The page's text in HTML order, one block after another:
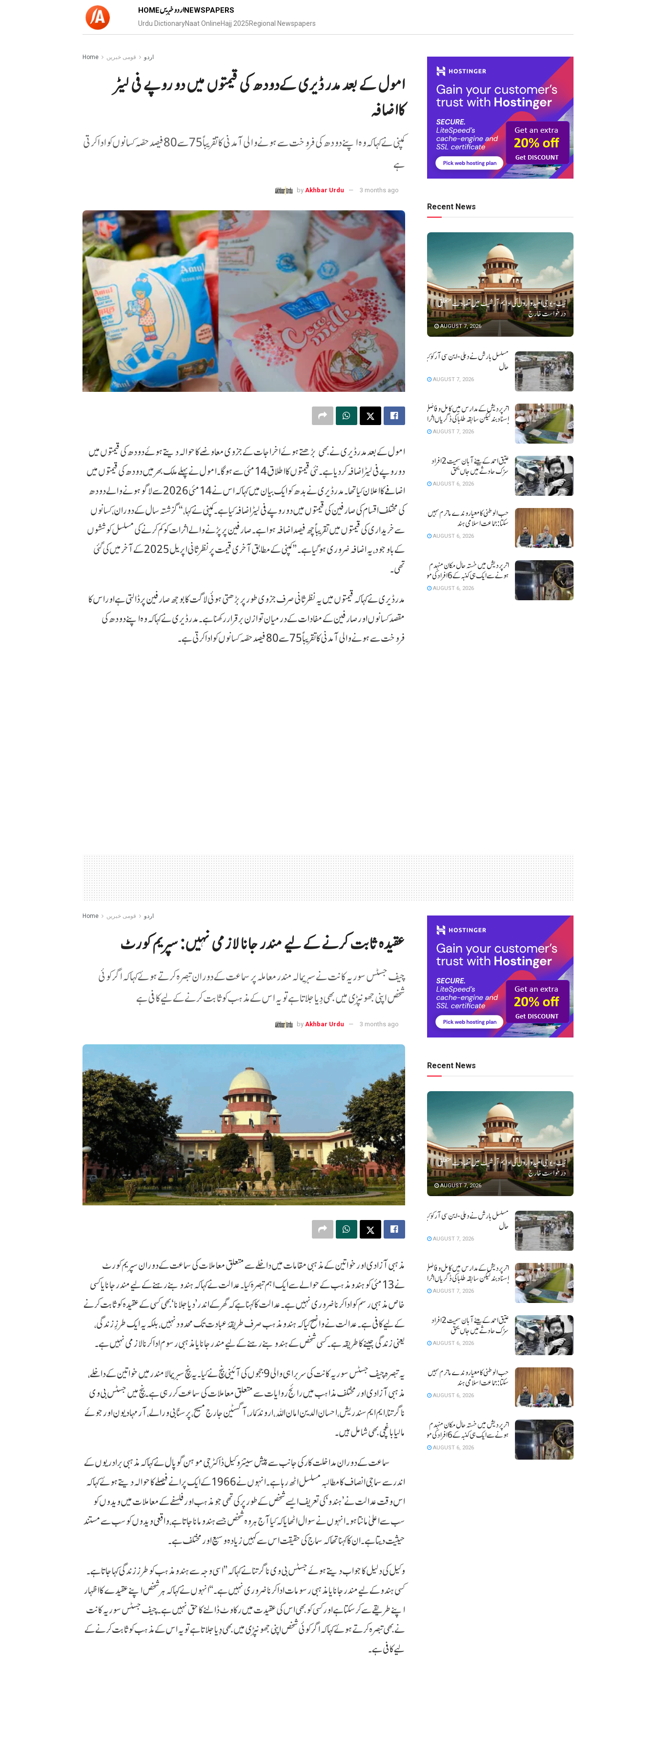
HOMEاردو خبریںNEWSPAPERS
Urdu DictionaryNaat OnlineHajj 2025Regional Newspapers
Home اردو قومی خبریں
امول کے بعد مدر ڈیری کےدودھ کی قیمتوں میں دو روپے فی لیٹر
کااضافہ
کمپنی نے کہا کہ وہ اپنے دودھ کی فروخت سے ہونے والی آمدنی کا تقریباً 75 سے 80 فیصدحصّہ کسانوں کو ادا کرتی
ہے
by Akhbar Urdu 3 months ago
امول کے بعد مدر ڈیری نے بھی بڑھتے ہوئے اخراجات کے جزوی معاوضے کا حوالہ دیتے ہوئے دودھ کی قیمتوں میں
دو روپے فی لیٹر اضافہ کر دیا ہے۔نئی قیمتوں کا اطلاق 14 مئی سے ہوگا۔
امول نے پہلے ملک بھر میں دودھ کی قیمتوں میں
اضافے کا اعلان کیا تھا۔
مدر ڈیری نے بدھ کو ایک بیان میں کہا کہ اس نے 14 مئی 2026 سے لاگو ہونے والے دودھ
کی مختلف اقسام کی صارفین کی قیمتوں میں دو روپے فی لیٹر اضافہ کیا ہے۔کمپنی نے کہا، “گزشتہ سال کے دوران، کسانوں
سے خریداری کی قیمتوں میں تقریباً چھ فیصد اضافہ ہوا ہے۔ صارفین پر پڑنے والے اثرات کو کم کرنے کی مسلسل کوششوں
کے باوجود، یہ اضافہ ضروری ہو گیا ہے۔”
کمپنی کے مطابق آخری قیمت پر نظرثانی اپریل 2025 کے آخر میں کی گئی
تھی۔
مدر ڈیری نے کہا کہ قیمتوں میں یہ نظرثانی صرف جزوی طور پر بڑھتی ہوئی لاگت کا بوجھ صارفین پر ڈالتی ہے اور اس کا
مقصد کسانوں اور صارفین کے مفادات کے درمیان توازن برقرار رکھنا ہے۔مدر ڈیری نے کہا کہ وہ اپنے دودھ کی
فروخت سے ہونے والی آمدنی کا تقریباً 75 سے 80 فیصد حصّہ کسانوں کو ادا کرتی ہے۔
Recent News
نیٹ-یو جی امیدواروں کی او ایم آر شیٹ میں تضاد سے متعلق
درخواست خارج
AUGUST 7, 2026
مسلسل بارش نے دہلی-این سی آر کو کیا بے
حال
AUGUST 7, 2026
اتر پردیش کےمدارس میں کامل و فاضل کی
اسناد بند لیکن سابقہ طلبا کی ڈگریا ں اثرانداز
AUGUST 7, 2026
عتیق احمد کے بیٹے آبان سمیت 2 افراد
سڑک حادثے میں جاں بحق
AUGUST 6, 2026
حب الوطنی کا معیار وندے ماترم نہیں ہو
سکتا : جماعت اسلامی ہند
AUGUST 6, 2026
اتر پردیش میں خستہ حال مکان منہدم
ہونے سے ایک ہی کنبہ کے 6 افراد کی موت
AUGUST 6, 2026
Home اردو قومی خبریں
عقیدہ ثابت کرنے کے لیے مندر جانا لازمی نہیں: سپریم کورٹ
چیف جسٹس سوریہ کانت نے سبریمالہ مندر معاملہ پر سماعت کے دوران تبصرہ کرتے ہوئے کہا کہ اگر کوئی
شخص اپنی جھونپڑی میں بھی دِیا جلاتا ہے تو یہ اس کے مذہب کو ثابت کرنے کے لیے کافی ہے
by Akhbar Urdu 3 months ago
مذہبی آزادی اور خواتین کے مذہبی مقامات میں داخلے سے متعلق معاملات کی سماعت کے دوران سپریم کورٹ
نے 13 مئی کو ہندو مذہب کے حوالے سے ایک اہم تبصرہ کیا۔ عدالت نے کہا کہ ہندو بنے رہنے کے لیے مندر جانا یا کسی
خاص مذہبی رسم کو ادا کرنا ضروری نہیں ہے۔ عدالت کا کہنا ہے کہ گھر کے اندر ’دیا جلانا‘ بھی کسی کے عقیدہ کو ثابت کرنے
کے لیے کافی ہے۔ عدالت نے واضح کیا کہ ہندو مذہب صرف طریقۂ عبادت تک محدود نہیں، بلکہ یہ ایک طرزِ زندگی،
یعنی زندگی جینے کا طریقہ ہے۔ کسی شخص کے ہندو بنے رہنے کے لیے مندر جانا یا مذہبی رسوم ادا کرنا لازمی نہیں ہے۔
یہ تبصرہ چیف جسٹس سوریہ کانت کی سربراہی والی 9 ججوں کی آئینی بنچ نے کیا۔ یہ بنچ سبریمالا مندر میں خواتین کے داخلے،
مذہبی آزادی اور مختلف مذاہب میں رائج روایات سے متعلق معاملات کی سماعت کر رہی ہے۔ بنچ میں جسٹس بی وی
ناگرتنا، ایم ایم سندریش، احسان الدین امان اللہ، اروند کمار، آگسٹین جارج مسیح، پرسنّا بی ورالے، آر مہادیون اور جوئے
مالیا باغچی بھی شامل ہیں۔
سماعت کے دوران مداخلت کار کی جانب سے پیش سینئر وکیل ڈاکٹر جی موہن گوپال نے کہا کہ مذہبی برادریوں کے
اندر سے سماجی انصاف کا مطالبہ مسلسل اٹھ رہا ہے۔ انہوں نے 1966 کے ایک پرانے فیصلے کا حوالہ دیتے ہوئے کہا کہ
اس وقت عدالت نے ’ہندو‘ کی تعریف ایسے شخص کے طور پر کی تھی جو مذہب اور فلسفے کے معاملات میں ویدوں کو
سب سے اعلیٰ مانتا ہو۔ انہوں نے سوال اٹھایا کہ کیا آج ہر وہ شخص جسے ہندو مانا جاتا ہے، واقعی ویدوں کو سب سے مستند
حیثیت دیتا ہے۔ ان کا کہنا تھا کہ سماج کی حقیقت اس سے کہیں زیادہ وسیع اور مختلف ہے۔
وکیل کی دلیل کا جواب دیتے ہوئے جسٹس بی وی ناگرتنا نے کہا کہ ’’اسی وجہ سے ہندو مذہب کو طرز زندگی کہا جاتا ہے۔
کسی ہندو کے لیے مندر جانا یا مذہبی رسومات ادا کرنا ضروری نہیں ہے۔‘‘ انہوں نے کہا کہ ہر شخص اپنے عقیدے کا اظہار
اپنے طریقے سے کر سکتا ہے اور کسی کو بھی اس کی عقیدت میں رکاوٹ ڈالنے کا حق نہیں ہے۔ چیف جسٹس سوریہ کانت
نے بھی تبصرہ کرتے ہوئے کہا کہ اگر کوئی شخص اپنی جھونپڑی میں بھی دِیا جلاتا ہے تو یہ اس کے مذہب کو ثابت کرنے کے
لیے کافی ہے۔
Recent News
نیٹ-یو جی امیدواروں کی او ایم آر شیٹ میں تضاد سے متعلق
درخواست خارج
AUGUST 7, 2026
مسلسل بارش نے دہلی-این سی آر کو کیا بے
حال
AUGUST 7, 2026
اتر پردیش کےمدارس میں کامل و فاضل کی
اسناد بند لیکن سابقہ طلبا کی ڈگریا ں اثرانداز
AUGUST 7, 2026
عتیق احمد کے بیٹے آبان سمیت 2 افراد
سڑک حادثے میں جاں بحق
AUGUST 6, 2026
حب الوطنی کا معیار وندے ماترم نہیں ہو
سکتا : جماعت اسلامی ہند
AUGUST 6, 2026
اتر پردیش میں خستہ حال مکان منہدم
ہونے سے ایک ہی کنبہ کے 6 افراد کی موت
AUGUST 6, 2026